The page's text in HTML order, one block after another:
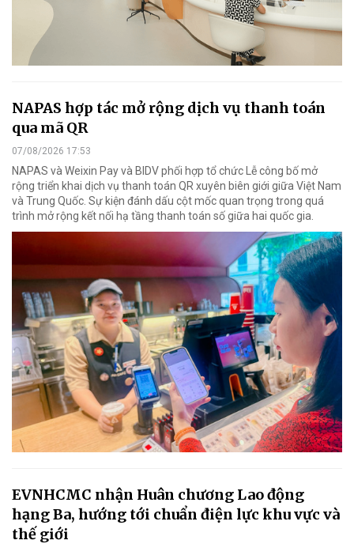
NAPAS hợp tác mở rộng dịch vụ thanh toán
qua mã QR
07/08/2026 17:53
NAPAS và Weixin Pay và BIDV phối hợp tổ chức Lễ công bố mở
rộng triển khai dịch vụ thanh toán QR xuyên biên giới giữa Việt Nam
và Trung Quốc. Sự kiện đánh dấu cột mốc quan trọng trong quá
trình mở rộng kết nối hạ tầng thanh toán số giữa hai quốc gia.
EVNHCMC nhận Huân chương Lao động
hạng Ba, hướng tới chuẩn điện lực khu vực và
thế giới